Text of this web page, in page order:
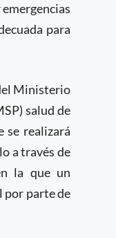
para
Ministerio
salud de
se realizará
a través de
la que un
por parte de